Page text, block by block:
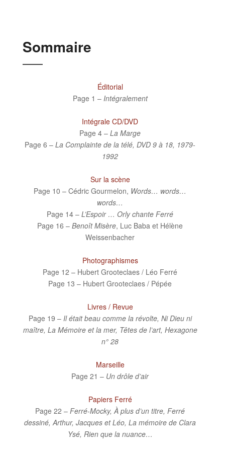
Sommaire
Éditorial
Page 1 – Intégralement
Intégrale CD/DVD
Page 4 – La Marge
Page 6 – La Complainte de la télé, DVD 9 à 18, 1979-
1992
Sur la scène
Page 10 – Cédric Gourmelon, Words… words…
words…
Page 14 – L’Espoir … Orly chante Ferré
Page 16 – Benoît Misère, Luc Baba et Hélène
Weissenbacher
Photographismes
Page 12 – Hubert Grooteclaes / Léo Ferré
Page 13 – Hubert Grooteclaes / Pépée
Livres / Revue
Page 19 – Il était beau comme la révolte, Ni Dieu ni
maître, La Mémoire et la mer, Têtes de l’art, Hexagone
n° 28
Marseille
Page 21 – Un drôle d’air
Papiers Ferré
Page 22 – Ferré-Mocky, À plus d’un titre, Ferré
dessiné, Arthur, Jacques et Léo, La mémoire de Clara
Ysé, Rien que la nuance…